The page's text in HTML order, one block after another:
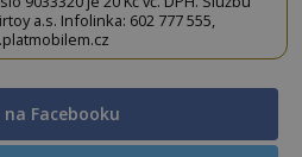
a.s. Infolinka: 602 777 555,
Facebooku